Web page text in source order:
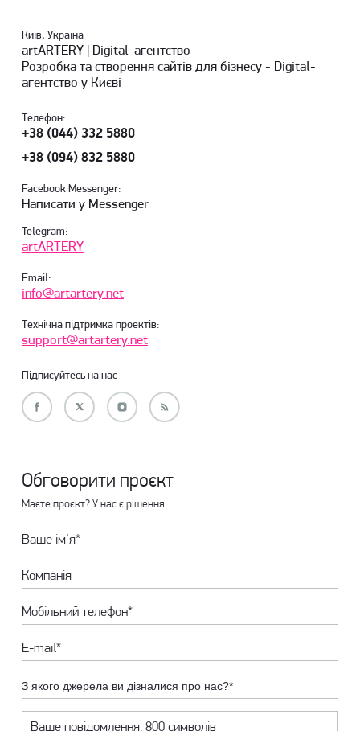
Київ, Україна
artARTERY | Digital-агентство
Розробка та створення сайтів для бізнесу - Digital-
агентство у Києві
Телефон:
+38 (044) 332 5880
+38 (094) 832 5880
Facebook Messenger:
Написати у Messenger
Telegram:
artARTERY
Email:
info@artartery.net
Технічна підтримка проектів:
support@artartery.net
Підписуйтесь на нас
Обговорити проєкт
Маєте проєкт? У нас є рішення.
З якого джерела ви дізналися про нас?*